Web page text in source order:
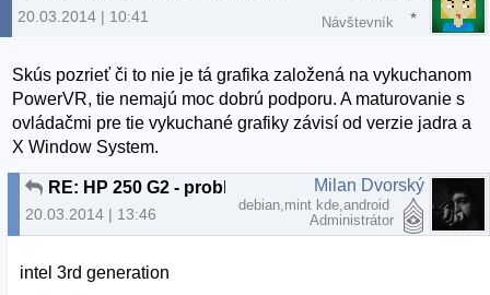
20.03.2014 | 10:41 Návštevník
Skús pozrieť či to nie je tá grafika založená na vykuchanom
PowerVR, tie nemajú moc dobrú podporu. A maturovanie s
ovládačmi pre tie vykuchané grafiky závisí od verzie jadra a
X Window System.
20.03.2014 | 13:46
Milan Dvorský
debian,mint kde,android
Administrátor
intel 3rd generation